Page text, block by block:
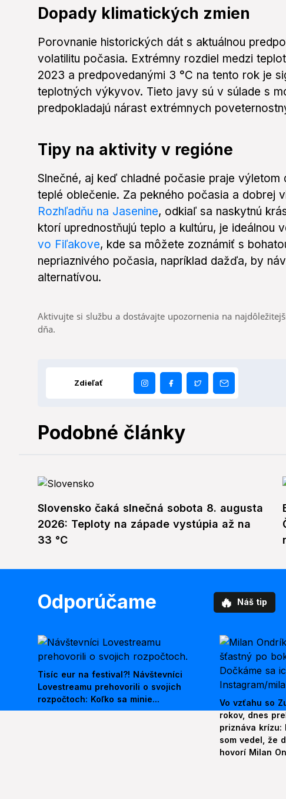
Dopady klimatických zmien
Porovnanie historických dát s aktuálnou
volatilitu počasia. Extrémny rozdiel medzi
2023 a predpovedanými 3 °C na tento rok je
teplotných výkyvov. Tieto javy sú v súlade s
predpokladajú nárast extrémnych
Tipy na aktivity v regióne
Slnečné, aj keď chladné počasie praje
teplé oblečenie. Za pekného počasia a dobrej
Rozhľadňu na Jasenine, odkiaľ sa naskytnú
ktorí uprednostňujú teplo a kultúru, je ideálnou
vo Fiľakove, kde sa môžete zoznámiť s
nepriaznivého počasia, napríklad dažďa, by
alternatívou.
Aktivujte si službu a dostávajte upozornenia na
dňa.
Zdieľať
Podobné články
Slovensko čaká slnečná sobota 8. augusta
2026: Teploty na západe vystúpia až na
33 °C
Odporúčame 🔥 Náš tip
Tisíc eur na festival?! Návštevníci
Lovestreamu prehovorili o svojich
rozpočtoch: Koľko sa minie...
Vo vzťahu so
rokov, dnes
priznáva krízu:
som vedel, že
hovorí Milan